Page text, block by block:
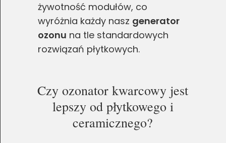
żywotność modułów, co
wyróżnia każdy nasz generator
ozonu na tle standardowych
rozwiązań płytkowych.
Czy ozonator kwarcowy jest
lepszy od płytkowego i
ceramicznego?